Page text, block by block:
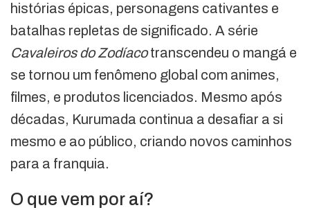
histórias épicas, personagens cativantes e
batalhas repletas de significado. A série
Cavaleiros do Zodíacotranscendeu o mangá e
se tornou um fenômeno global com animes,
filmes, e produtos licenciados. Mesmo após
décadas, Kurumada continua a desafiar a si
mesmo e ao público, criando novos caminhos
para a franquia.
O que vem por aí?